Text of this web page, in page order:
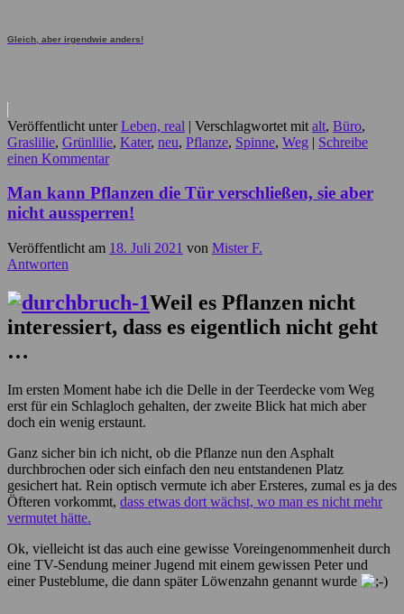
Gleich, aber irgendwie anders!
Veröffentlicht unter Leben, real | Verschlagwortet mit alt, Büro,
Graslilie, Grünlilie, Kater, neu, Pflanze, Spinne, Weg | Schreibe
einen Kommentar
Man kann Pflanzen die Tür verschließen, sie aber
nicht aussperren!
Veröffentlicht am 18. Juli 2021 von Mister F.
Antworten
Weil es Pflanzen nicht
interessiert, dass es eigentlich nicht geht
…
Im ersten Moment habe ich die Delle in der Teerdecke vom Weg
erst für ein Schlagloch gehalten, der zweite Blick hat mich aber
doch ein wenig erstaunt.
Ganz sicher bin ich nicht, ob die Pflanze nun den Asphalt
durchbrochen oder sich einfach den neu entstandenen Platz
gesichert hat. Rein optisch vermute ich aber Ersteres, zumal es ja des
Öfteren vorkommt, dass etwas dort wächst, wo man es nicht mehr
vermutet hätte.
Ok, vielleicht ist das auch eine gewisse Voreingenommenheit durch
eine TV-Sendung meiner Jugend mit einem gewissen Peter und
einer Pusteblume, die dann später Löwenzahn genannt wurde